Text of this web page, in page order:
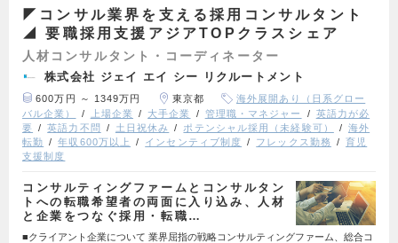
◤コンサル業界を支える採用コンサルタント
◢ 要職採用支援アジアTOPクラスシェア
人材コンサルタント・コーディネーター
株式会社 ジェイ エイ シー リクルートメント
600万円 ～ 1349万円 東京都
海外展開あり（日系グロー
バル企業）
上場企業 大手企業 管理職・マネジャー
英語力が必
要
英語力不問 土日祝休み ポテンシャル採用（未経験可）
海外
転勤
年収600万以上 インセンティブ制度 フレックス勤務
育児
支援制度
コンサルティングファームとコンサルタン
トへの転職希望者の両面に入り込み、人材
と企業をつなぐ採用・転職…
■クライアント企業について 業界屈指の戦略コンサルティングファーム、総合コ